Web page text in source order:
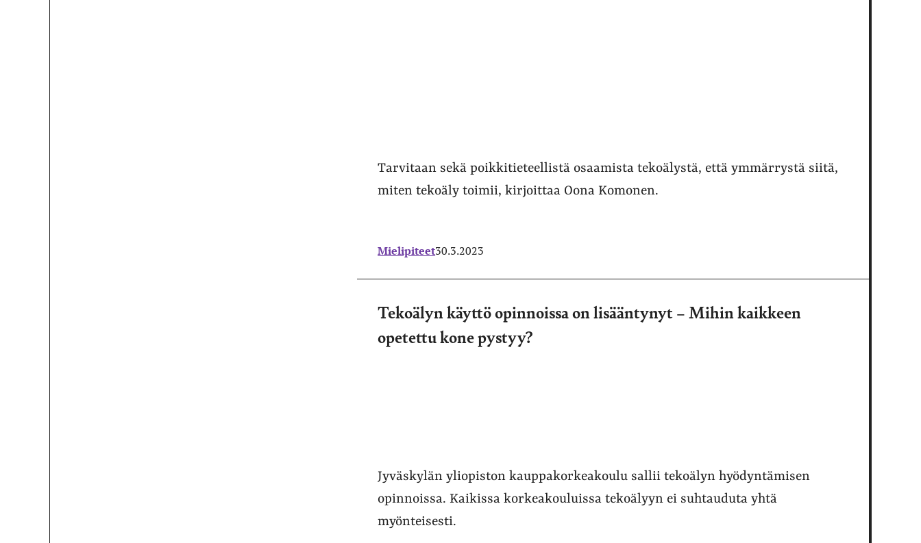
Tarvitaan sekä poikkitieteellistä osaamista tekoälystä, että ymmärrystä siitä,
miten tekoäly toimii, kirjoittaa Oona Komonen.
Mielipiteet30.3.2023
Tekoälyn käyttö opinnoissa on lisääntynyt – Mihin kaikkeen
opetettu kone pystyy?
Jyväskylän yliopiston kauppakorkeakoulu sallii tekoälyn hyödyntämisen
opinnoissa. Kaikissa korkeakouluissa tekoälyyn ei suhtauduta yhtä
myönteisesti.